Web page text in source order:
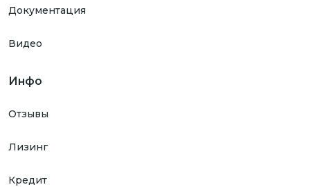
Документация
Видео
Инфо
Отзывы
Лизинг
Кредит